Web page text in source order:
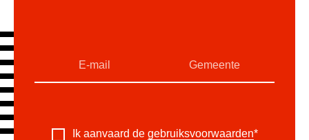
Ik aanvaard de gebruiksvoorwaarden*